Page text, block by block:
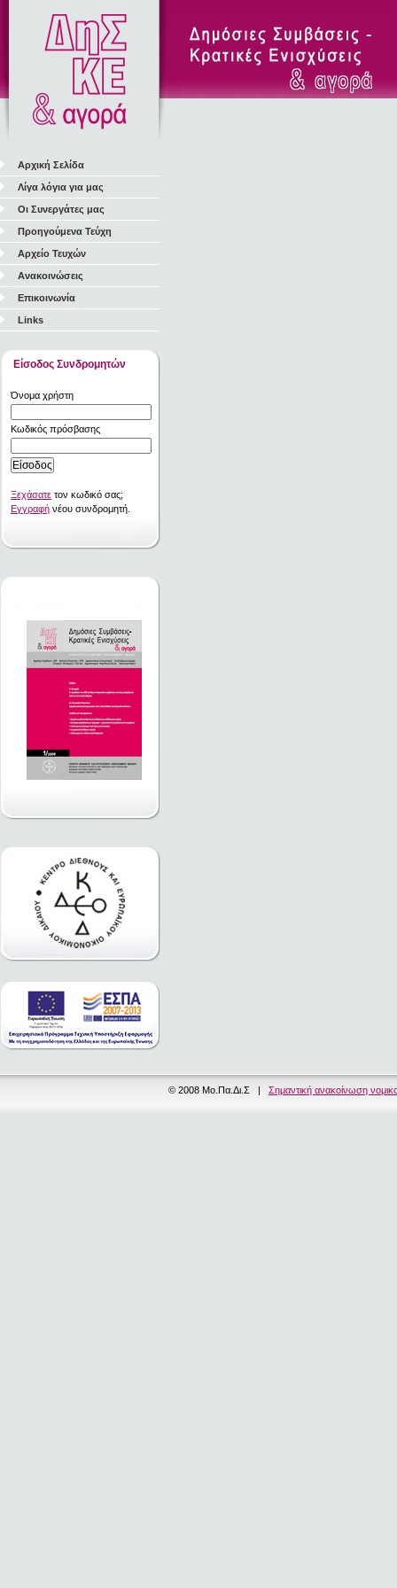
Αρχική Σελίδα
Λίγα λόγια για μας
Οι Συνεργάτες μας
Προηγούμενα Τεύχη
Αρχείο Τευχών
Ανακοινώσεις
Επικοινωνία
Links
Είσοδος Συνδρομητών
Όνομα χρήστη
Κωδικός πρόσβασης
Ξεχάσατε τον κωδικό σας;
Εγγραφή νέου συνδρομητή.
© 2008 Μο.Πα.Δι.Σ | Σημαντική ανακοίνωση